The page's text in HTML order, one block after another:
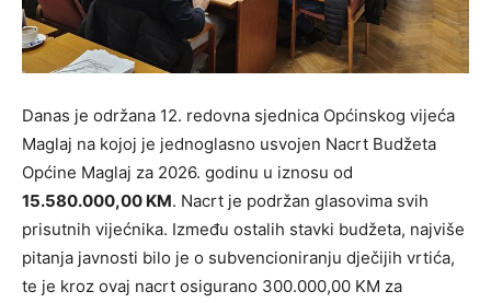
Danas je održana 12. redovna sjednica Općinskog vijeća
Maglaj na kojoj je jednoglasno usvojen Nacrt Budžeta
Općine Maglaj za 2026. godinu u iznosu od
15.580.000,00 KM. Nacrt je podržan glasovima svih
prisutnih vijećnika. Između ostalih stavki budžeta, najviše
pitanja javnosti bilo je o subvencioniranju dječijih vrtića,
te je kroz ovaj nacrt osigurano 300.000,00 KM za